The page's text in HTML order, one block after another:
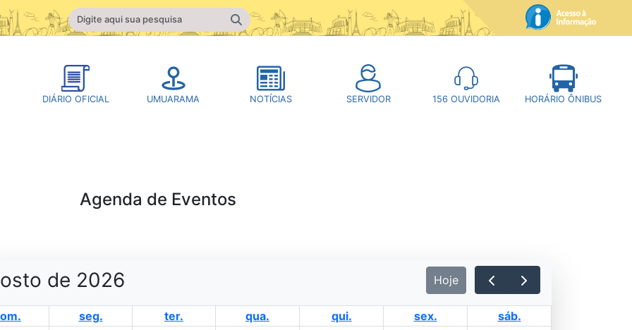
DIÁRIO OFICIAL UMUARAMA NOTÍCIAS SERVIDOR 156 OUVIDORIA HORÁRIO ÔNIBUS
Agenda de Eventos
de 2026 Hoje
seg. ter. qua. qui. sex.
sáb.